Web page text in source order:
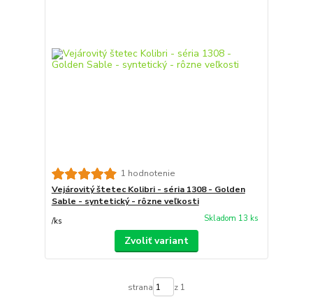
1 hodnotenie
Vejárovitý štetec Kolibri - séria 1308 - Golden
Sable - syntetický - rôzne veľkosti
/ks Skladom 13 ks
Zvoliť variant
strana z 1